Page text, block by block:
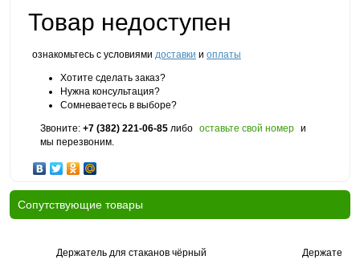
Товар недоступен
ознакомьтесь с условиями доставки и оплаты
Хотите сделать заказ?
Нужна консультация?
Сомневаетесь в выборе?
Звоните: +7 (382) 221-06-85 либо оставьте свой номер и
мы перезвоним.
Cопутствующие товары
Держатель для стаканов чёрный Держатель